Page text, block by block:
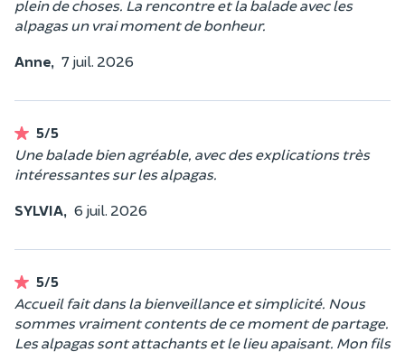
plein de choses. La rencontre et la balade avec les
alpagas un vrai moment de bonheur.
Anne, 7 juil. 2026
5/5
Une balade bien agréable, avec des explications très
intéressantes sur les alpagas.
SYLVIA, 6 juil. 2026
5/5
Accueil fait dans la bienveillance et simplicité. Nous
sommes vraiment contents de ce moment de partage.
Les alpagas sont attachants et le lieu apaisant. Mon fils